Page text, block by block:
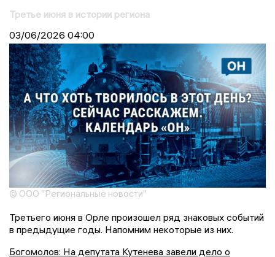
Третье июня в истории региона
03/06/2026 04:00
© ООО "Региональные новости"
Третьего июня в Орле произошел ряд знаковых событий
в предыдущие годы. Напомним некоторые из них.
Богомолов: На депутата Кутенева завели дело о